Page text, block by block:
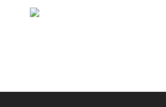
BOLOGNESOVÉ PRÚTY